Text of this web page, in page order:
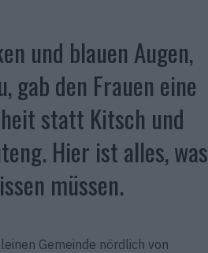
und blauen Augen,
gab den Frauen eine
statt Kitsch und
Hier ist alles, was
müssen.
Gemeinde nördlich von